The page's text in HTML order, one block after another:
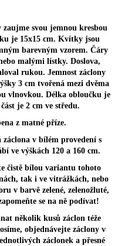
svou jemnou kresbou
je 15x15 cm. Kvítky jsou
barevným vzorem. Čáry
malými lístky. Doslova,
rukou. Jemnost záclony
3 cm tvořená mezi dvěma
vlnovkou. Délka obloučku je
je 2 cm ve středu.
z matné příze.
v bílém provedení s
ve výškách 120 a 160 cm.
čistě bílou variantu tohoto
tak i ve vitrážkách, nebo
v barvě zelené, zelenožluté,
se na ně podívat!
několik kusů záclon téže
objednávejte záclony v
záclonek a přesné